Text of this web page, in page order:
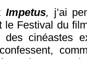
Impetus, j’ai
le Festival du
cinéastes